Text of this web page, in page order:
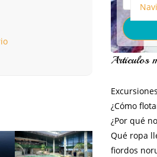
Artículos
¿Cómo
¿Por qué
Qué ropa
fiordos